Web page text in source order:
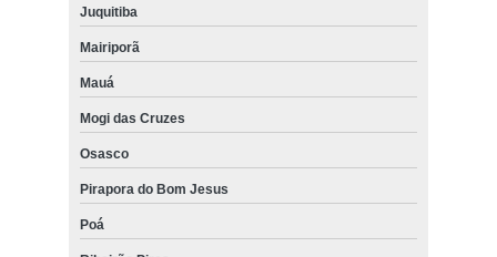
Juquitiba
Mairiporã
Mauá
Mogi das Cruzes
Osasco
Pirapora do Bom Jesus
Poá